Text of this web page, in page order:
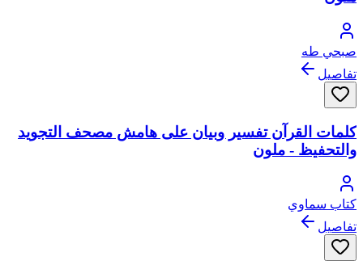
صبحي طه
تفاصيل
كلمات القرآن تفسير وبيان على هامش مصحف التجويد
والتحفيظ - ملون
كتاب سماوي
تفاصيل